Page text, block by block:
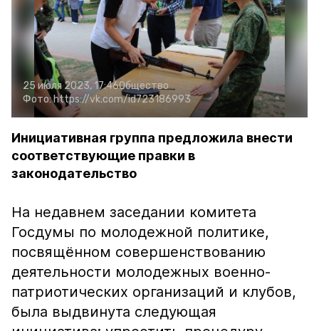
25 июля 2023, 17:46Общество
Фото:https://vk.com/id723186993
Инициативная группа предложила внести
соответствующие правки в
законодательство
На недавнем заседании комитета
Госдумы по молодежной политике,
посвящённом совершенствованию
деятельности молодежных военно-
патриотических организаций и клубов,
была выдвинута следующая